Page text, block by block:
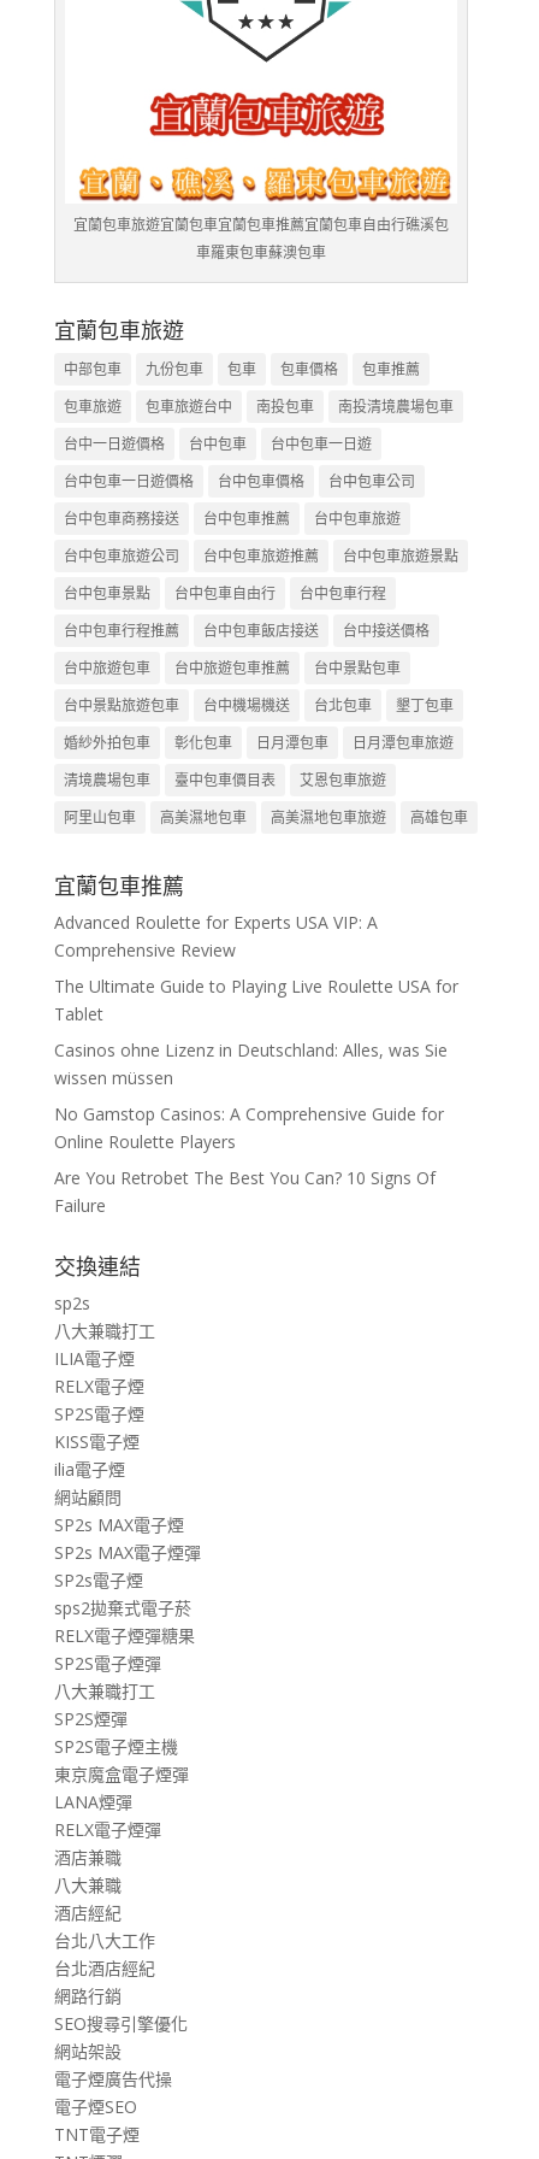
宜蘭包車旅遊宜蘭包車宜蘭包車推薦宜蘭包車自由行礁溪包
車羅東包車蘇澳包車
宜蘭包車旅遊
中部包車 九份包車 包車 包車價格
包車推薦
包車旅遊
包車旅遊台中 南投包車
南投清境農場包車
台中一日遊價格
台中包車
台中包車一日遊
台中包車一日遊價格
台中包車價格
台中包車公司
台中包車商務接送
台中包車推薦
台中包車旅遊
台中包車旅遊公司
台中包車旅遊推薦
台中包車旅遊景點
台中包車景點
台中包車自由行
台中包車行程
台中包車行程推薦
台中包車飯店接送
台中接送價格
台中旅遊包車
台中旅遊包車推薦
台中景點包車
台中景點旅遊包車
台中機場機送 台北包車
墾丁包車
婚紗外拍包車
彰化包車 日月潭包車
日月潭包車旅遊
清境農場包車
臺中包車價目表
艾恩包車旅遊
阿里山包車
高美濕地包車 高美濕地包車旅遊 高雄包車
宜蘭包車推薦
Advanced Roulette for Experts USA VIP: A
Comprehensive Review
The Ultimate Guide to Playing Live Roulette USA for
Tablet
Casinos ohne Lizenz in Deutschland: Alles, was Sie
wissen müssen
No Gamstop Casinos: A Comprehensive Guide for
Online Roulette Players
Are You Retrobet The Best You Can? 10 Signs Of
Failure
交換連結
sp2s
八大兼職打工
ILIA電子煙
RELX電子煙
SP2S電子煙
KISS電子煙
ilia電子煙
網站顧問
SP2s MAX電子煙
SP2s MAX電子煙彈
SP2s電子煙
sps2拋棄式電子菸
RELX電子煙彈糖果
SP2S電子煙彈
八大兼職打工
SP2S煙彈
SP2S電子煙主機
東京魔盒電子煙彈
LANA煙彈
RELX電子煙彈
酒店兼職
八大兼職
酒店經紀
台北八大工作
台北酒店經紀
網路行銷
SEO搜尋引擎優化
網站架設
電子煙廣告代操
電子煙SEO
TNT電子煙